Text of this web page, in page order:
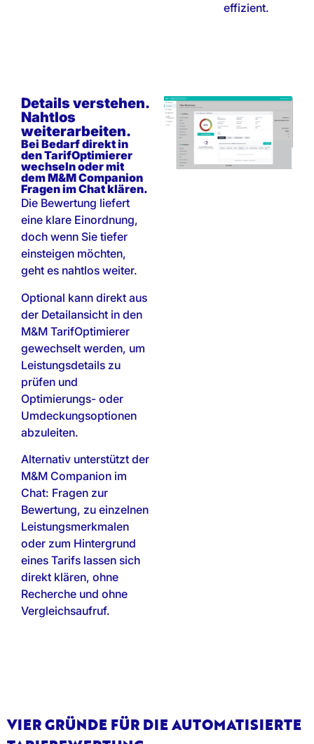
effizient.
Details verstehen.
Nahtlos
weiterarbeiten.
Bei Bedarf direkt in
den TarifOptimierer
wechseln oder mit
dem M&M Companion
Fragen im Chat klären.
Die Bewertung liefert
eine klare Einordnung,
doch wenn Sie tiefer
einsteigen möchten,
geht es nahtlos weiter.
Optional kann direkt aus
der Detailansicht in den
M&M TarifOptimierer
gewechselt werden, um
Leistungsdetails zu
prüfen und
Optimierungs- oder
Umdeckungsoptionen
abzuleiten.
Alternativ unterstützt der
M&M Companion im
Chat: Fragen zur
Bewertung, zu einzelnen
Leistungsmerkmalen
oder zum Hintergrund
eines Tarifs lassen sich
direkt klären, ohne
Recherche und ohne
Vergleichsaufruf.
VIER GRÜNDE FÜR DIE AUTOMATISIERTE